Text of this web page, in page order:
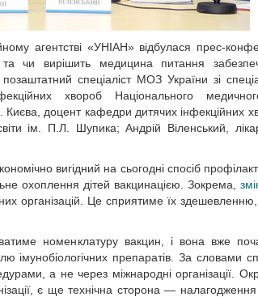
агентстві «УНІАН» відбулася прес-
та чи вирішить медицина питання
спеціаліст МОЗ України зі
хвороб Національного
доцент кафедри дитячих інфекційних
ім. П.Л. Шупика; Андрій Віленський,
вигідний на сьогодні спосіб
охоплення дітей вакцинацією. Зокрема,
організацій. Це сприятиме їх
номенклатуру вакцин, і вона вже
імунобіологічних препаратів. За словами
а не через міжнародні організації.
є ще технічна сторона — налагодження